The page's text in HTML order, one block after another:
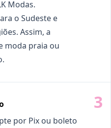
Modas.
o Sudeste e
Assim, a
moda praia ou
por Pix ou boleto